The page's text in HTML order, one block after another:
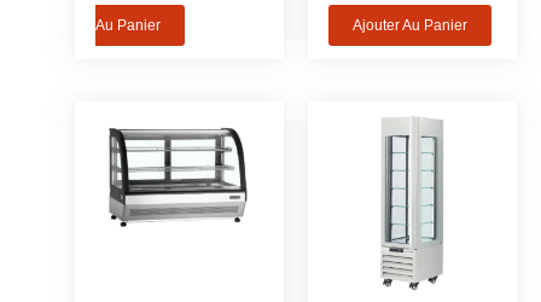
Au Panier Ajouter Au Panier